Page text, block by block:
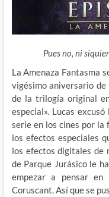
Pues no, ni
La Amenaza Fantasma
vigésimo aniversario
de la trilogía original
especial». Lucas excusó
serie en los cines por
los efectos especiales
los efectos digitales de
de Parque Jurásico le
empezar a pensar
Coruscant. Así que se